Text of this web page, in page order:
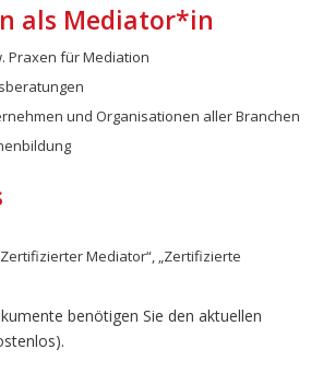
als Mediator*in
Praxen für Mediation
und Organisationen aller Branchen
„Zertifizierter Mediator“, „Zertifizierte
benötigen Sie den aktuellen